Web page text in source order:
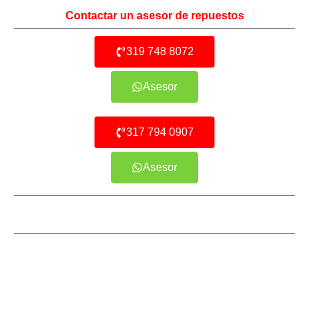
Contactar un asesor de repuestos
319 748 8072
Asesor
317 794 0907
Asesor